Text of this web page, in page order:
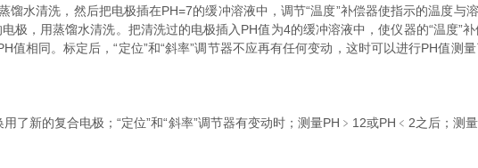
馏水清洗，然后把电极插在PH=7的缓冲溶液中，调节“温度”补偿器使指示的温度与
极，用蒸馏水清洗。把清洗过的电极插入PH值为4的缓冲溶液中，使仪器的“温度”
值相同。标定后，“定位”和“斜率”调节器不应再有任何变动，这时可以进行PH值测
新的复合电极；“定位”和“斜率”调节器有变动时；测量PH﹥12或PH﹤2之后；测